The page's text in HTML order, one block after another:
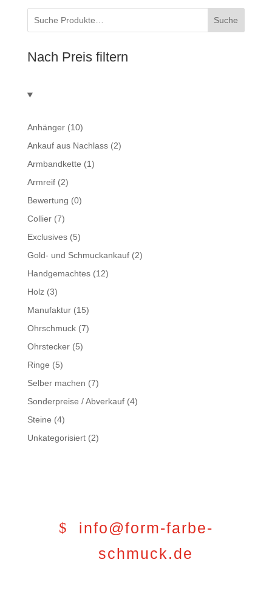
Suche
Nach Preis filtern
Anhänger(10)
Ankauf aus Nachlass(2)
Armbandkette (1)
Armreif(2)
Bewertung (0)
Collier(7)
Exclusives(5)
Gold- und Schmuckankauf(2)
Handgemachtes(12)
Holz(3)
Manufaktur(15)
Ohrschmuck(7)
Ohrstecker(5)
Ringe (5)
Selber machen (7)
Sonderpreise / Abverkauf(4)
Steine (4)
Unkategorisiert(2)
info@form-farbe-
schmuck.de